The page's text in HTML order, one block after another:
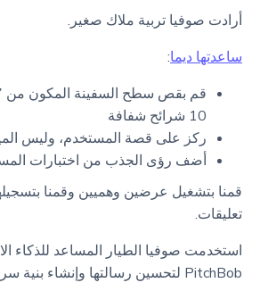
أرادت صوفيا تربية ملاك صغير.
ساعدتها ديما:
10 شرائح شفافة
ركز على قصة المستخدم، وليس
أضف رؤى الجذب من اختبارات
قمنا بتشغيل عرضين وهميين وقمنا
تعليقات.
استخدمت صوفيا الطيار المساعد للذكاء
PitchBob لتحسين رسالتها وإنشاء بنية سردية مقنعة.